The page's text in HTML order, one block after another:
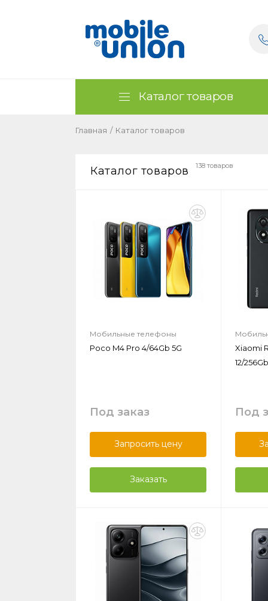
Каталог товаров
Главная / Каталог товаров
Каталог товаров 138 товаров
Мобильные телефоны
Poco M4 Pro 4/64Gb 5G
Под заказ
Запросить цену
Заказать
Xiaomi
12/256Gb
Под